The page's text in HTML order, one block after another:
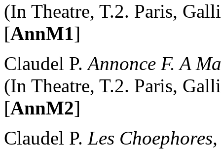
(In Theatre, T.2. Paris,
[AnnM1]
Claudel P.Annonce F. A
(In Theatre, T.2. Paris,
[AnnM2]
Claudel P. Les